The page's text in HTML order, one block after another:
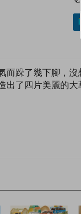
而跺了幾下腳，
出了四片美麗的